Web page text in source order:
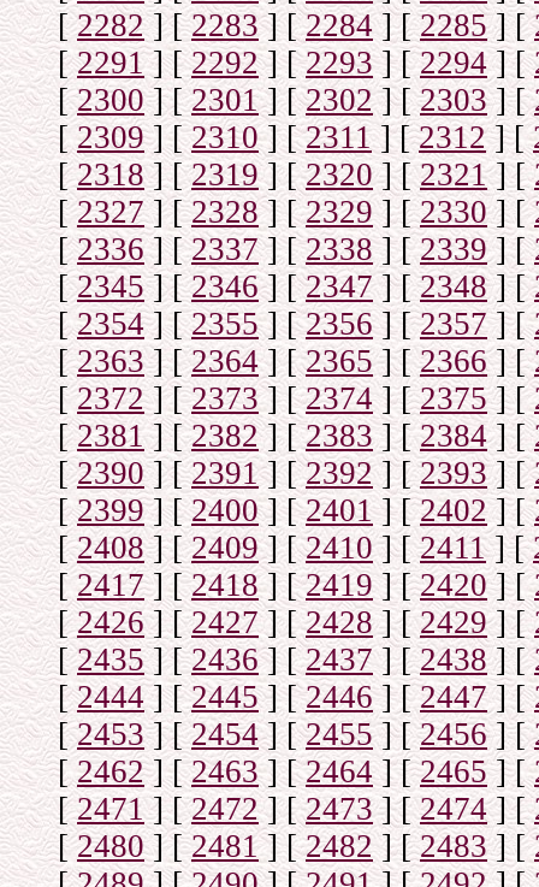
[2282] [2283] [2284] [2285] [
[2291] [2292] [2293] [2294] [
[2300] [2301] [2302] [2303] [
[ 2309] [2310] [2311] [2312] [
[2318] [2319] [2320] [2321] [
[2327] [2328] [2329 ] [2330] [
[2336] [2337] [2338] [2339] [
[2345] [2346] [2347] [2348] [
[2354] [2355] [2356] [2357] [
[2363] [2364] [2365] [2366] [
[2372] [2373] [2374 ] [2375] [
[2381] [2382] [2383] [2384] [
[2390] [2391] [2392] [2393] [
[2399] [2400] [2401] [2402] [
[2408] [2409] [2410] [2411] [
[2417] [2418] [2419] [2420] [
[2426] [2427] [2428] [2429] [
[2435] [2436] [2437] [2438] [
[2444] [2445] [2446] [2447] [
[2453] [2454] [2455] [2456] [
[2462] [2463] [2464] [2465] [
[2471] [2472] [2473] [2474] [
[2480] [2481] [2482] [2483] [